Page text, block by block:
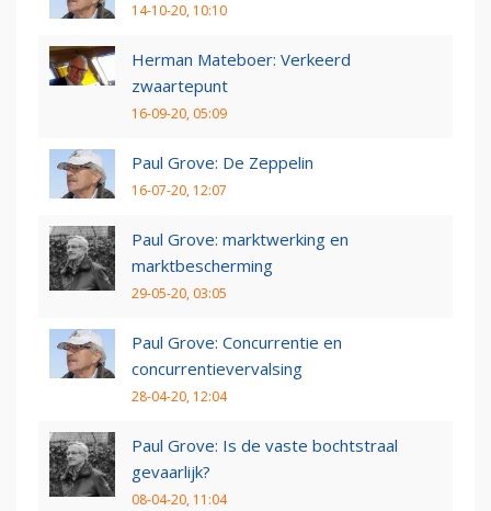
14-10-20, 10:10
Herman Mateboer: Verkeerd
zwaartepunt
16-09-20, 05:09
Paul Grove: De Zeppelin
16-07-20, 12:07
Paul Grove: marktwerking en
marktbescherming
29-05-20, 03:05
Paul Grove: Concurrentie en
concurrentievervalsing
28-04-20, 12:04
Paul Grove: Is de vaste bochtstraal
gevaarlijk?
08-04-20, 11:04